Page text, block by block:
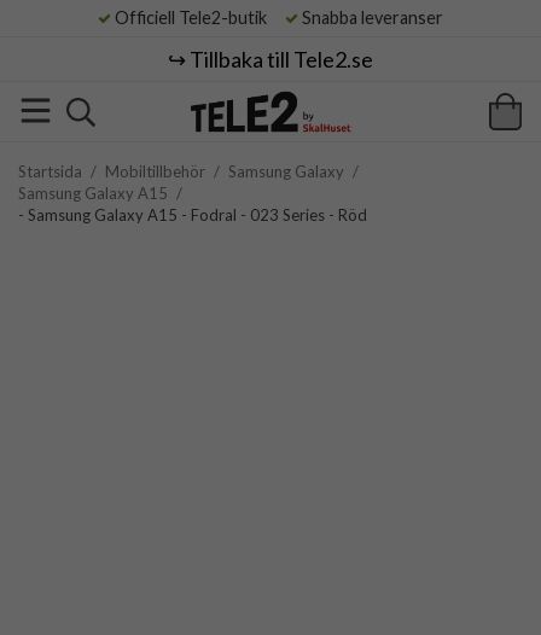
Officiell Tele2-butik Snabba leveranser
↪️ Tillbaka till Tele2.se
Startsida / Mobiltillbehör / Samsung Galaxy /
Samsung Galaxy A15 /
- Samsung Galaxy A15 - Fodral - 023 Series - Röd